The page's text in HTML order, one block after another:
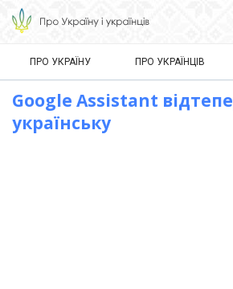
ПРО УКРАЇНУ ПРО УКРАЇНЦІВ
Google Assistant
українську